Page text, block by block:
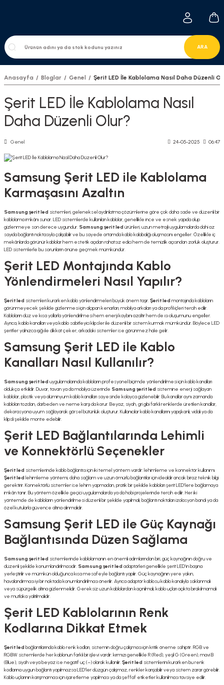
ARA
Anasayfa Bloglar Genel Şerit LED İle Kablolama Nasıl Daha Düzenli
Şerit LED İle Kablolama Nasıl
Daha Düzenli Olur?
Genel 24-05-2025 06:47
Samsung Şerit LED ile Kablolama
Karmaşasını Azaltın
Samsung şerit led sistemleri, geleneksel aydınlatma çözümlerine göre çok daha sade ve düzenli bir
kablolama imkânı sunar. LED sistemlerde kullanılan kablolar, genellikle ince ve esnek yapıda olup
gizlenmeye son derece uygundur. Samsung şerit led ürünleri, uzun metrajlı uygulamalarda dahi az
sayıda bağlantı noktasıyla çalışabilir ve bu sayede ortamda kablo kalabalığı oluşmasını engeller. Özellikle iç
mekânlarda görünür kablolar hem estetik açıdan rahatsız edici hem de temizlik açısından zorluk oluşturur.
LED sistemlerle bu sorunların önüne geçmek mümkündür.
Şerit LED Montajında Kablo
Yönlendirmeleri Nasıl Yapılır?
Şerit led sistemleri kurarken kablo yönlendirmeleri büyük önem taşır. Şerit led montajında kabloların
görünmeyecek şekilde gizlenmesi için alçıpan kenarları, mobilya arkaları ya da profil içleri tercih edilir.
Kabloların düz ve kısa yollarla yönlendirilmesi hem enerji kaybını azaltır hem de ısı oluşumunu engeller.
Ayrıca, kablo kanalları veya kablo sabitleyici klipsler ile düzenli bir sistem kurmak mümkündür. Böylece LED
şeritler yalnızca ışığı ile dikkat çeker, arkadaki sistemler ise görünmez hale gelir.
Samsung Şerit LED ile Kablo
Kanalları Nasıl Kullanılır?
Samsung şerit led uygulamalarında kabloların profesyonel biçimde yönlendirilmesi için kablo kanalları
oldukça etkilidir. Duvar, tavan ya da mobilya üzerinde Samsung şerit led sistemine enerji sağlayan
kablolar, plastik veya alüminyum kablo kanalları sayesinde kolayca gizlenebilir. Bu kanallar aynı zamanda
kabloları tozdan, darbeden ve neme karşı da korur. Beyaz, siyah, gri gibi farklı renklerde üretilen kanallar,
dekorasyona uyum sağlayarak görsel bütünlük oluşturur. Kullanıcılar kablo kanallarını yapışkanlı, vidalı ya da
klipsli şekilde monte edebilir.
Şerit LED Bağlantılarında Lehimli
ve Konnektörlü Seçenekler
Şerit led sistemlerinde kablo bağlantısı için iki temel yöntem vardır: lehimleme ve konnektör kullanımı.
Şerit led lehimleme yöntemi, daha sağlam ve uzun ömürlü bağlantılar için idealdir ancak biraz teknik bilgi
gerektirir. Konnektörlü sistemler ise lehim yapmadan, pratik bir şekilde kabloları şerit LED’lere bağlamaya
imkân tanır. Bu yöntem özellikle geçici uygulamalarda ya da hobi projelerinde tercih edilir. Her iki
yöntemde de kabloların yönlendirilmesi düzenli bir şekilde yapılmalı, bağlantı noktaları izolasyon bandı ya da
özel kutularla güvence altına alınmalıdır.
Samsung Şerit LED ile Güç Kaynağı
Bağlantısında Düzen Sağlama
Samsung şerit led sistemlerinde kablolamanın en önemli adımlarından biri, güç kaynağının doğru ve
düzenli şekilde konumlandırılmasıdır. Samsung şerit led adaptörleri genellikle şerit LED’in başına
yerleştirilir ve mümkün olduğunca kısa mesafeyle bağlantı yapılır. Güç kaynağının yere yakın,
havalandırması iyi bir noktada konumlandırılması önerilir. Ayrıca adaptör kablosu kablo kanalıyla saklanmalı
veya süpürgelik altına gizlenmelidir. Gereksiz uzun kablolardan kaçınılmalı, kablo uçları açıkta bırakılmamalı
ve mutlaka yalıtılmalıdır.
Şerit LED Kablolarının Renk
Kodlarına Dikkat Etmek
Şerit led bağlantılarında kablo renk kodları, sistemin doğru çalışması için kritik öneme sahiptir. RGB ve
RGBW sistemlerde her kablonun farklı bir işlevi vardır: kırmızı genellikle R (Red), yeşil G (Green), mavi B
(Blue), siyah veya beyaz ise negatif uç (–) olarak kullanılır. Şerit led sistemlerini kurarken bu renk
kodlarına uygun bağlantı yapılmazsa LED’ler düzgün çalışmaz, renkler karışabilir veya sistem zarar görebilir.
Kablo uçlarının karışmaması için işaretleme yapılması ya da şeffaf etiketler kullanılması tavsiye edilir.